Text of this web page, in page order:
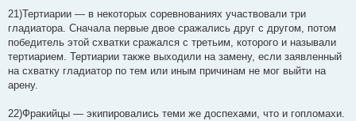
21)Тертиарии — в некоторых соревнованиях участвовали три
гладиатора. Сначала первые двое сражались друг с другом, потом
победитель этой схватки сражался с третьим, которого и называли
тертиарием. Тертиарии также выходили на замену, если заявленный
на схватку гладиатор по тем или иным причинам не мог выйти на
арену.
22)Фракийцы — экипировались теми же доспехами, что и гопломахи.